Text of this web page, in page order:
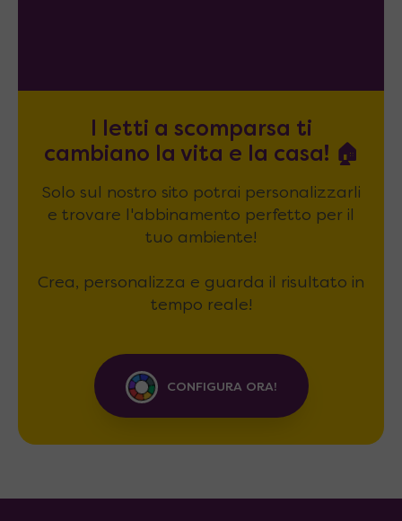
I letti a scomparsa ti
cambiano la vita e la casa! 🏠
Solo sul nostro sito potrai personalizzarli
e trovare l'abbinamento perfetto per il
tuo ambiente!
Crea, personalizza e guarda il risultato in
tempo reale!
CONFIGURA ORA!